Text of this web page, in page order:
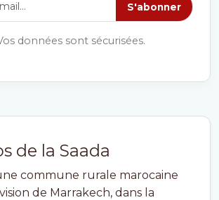
de la Saada
commune rurale marocaine
de Marrakech, dans la
S'abonner
données sont sécurisées.